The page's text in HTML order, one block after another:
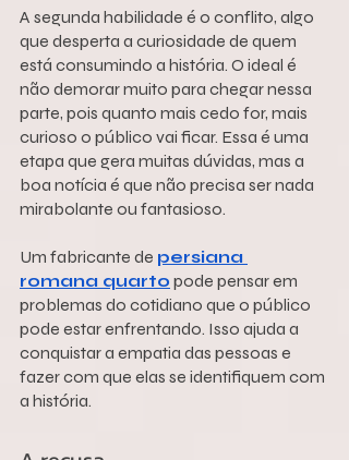
A segunda habilidade é o conflito, algo
que desperta a curiosidade de quem
está consumindo a história. O ideal é
não demorar muito para chegar nessa
parte, pois quanto mais cedo for, mais
curioso o público vai ficar. Essa é uma
etapa que gera muitas dúvidas, mas a
boa notícia é que não precisa ser nada
mirabolante ou fantasioso.
Um fabricante de persiana
romana quarto pode pensar em
problemas do cotidiano que o público
pode estar enfrentando. Isso ajuda a
conquistar a empatia das pessoas e
fazer com que elas se identifiquem com
a história.